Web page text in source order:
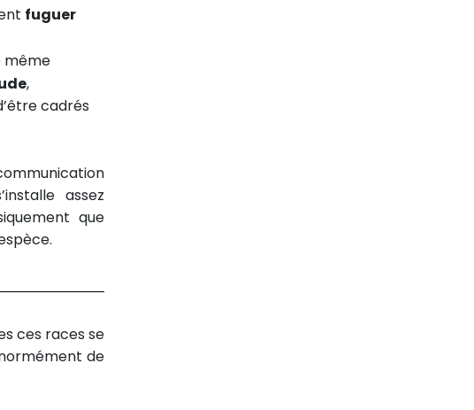
fuguer
même
,
cadrés
assez
que
ces races se
de